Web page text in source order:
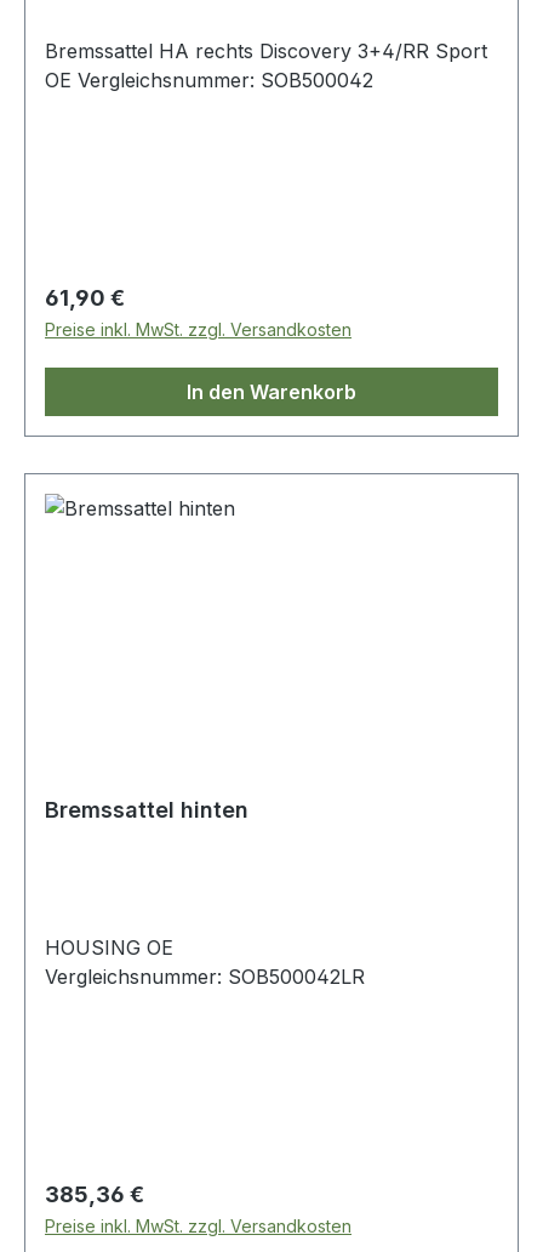
Bremssattel HA rechts Discovery 3+4/RR Sport
OE Vergleichsnummer: SOB500042
Regulärer Preis:
61,90 €
Preise inkl. MwSt. zzgl. Versandkosten
In den Warenkorb
Bremssattel hinten
HOUSING OE
Vergleichsnummer: SOB500042LR
Regulärer Preis:
385,36 €
Preise inkl. MwSt. zzgl. Versandkosten